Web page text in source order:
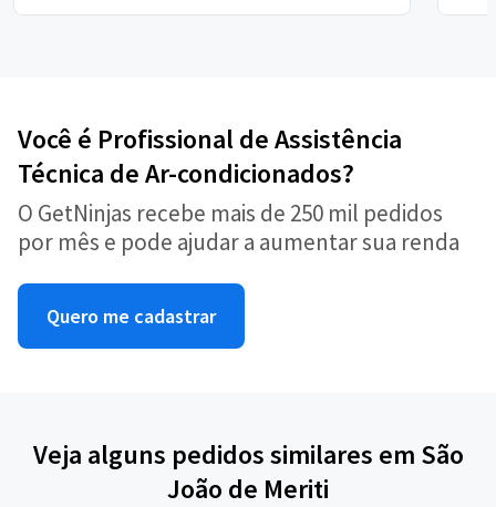
Você é Profissional de Assistência
Técnica de Ar-condicionados?
O GetNinjas recebe mais de 250 mil pedidos
por mês e pode ajudar a aumentar sua renda
Quero me cadastrar
Veja alguns pedidos similares em São
João de Meriti